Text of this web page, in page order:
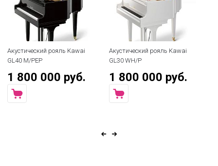
Акустический рояль Kawai
GL40 M/PEP
1 800 000 руб.
Акустический рояль Kawai
GL30 WH/P
1 800 000 руб.